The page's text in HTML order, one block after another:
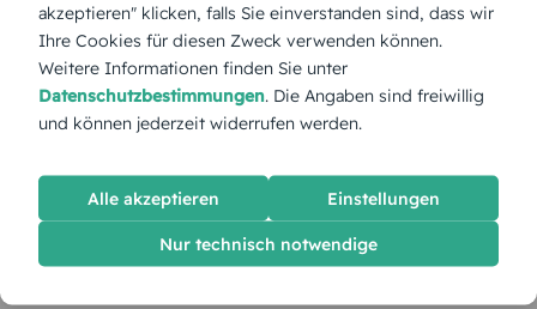
akzeptieren" klicken, falls Sie einverstanden sind, dass wir
Ihre Cookies für diesen Zweck verwenden können.
Weitere Informationen finden Sie unter
Datenschutzbestimmungen. Die Angaben sind freiwillig
und können jederzeit widerrufen werden.
Alle akzeptieren Einstellungen
Nur technisch notwendige